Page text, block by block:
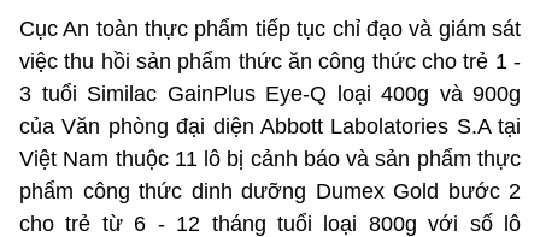
Cục An toàn thực phẩm tiếp tục chỉ đạo và giám sát
việc thu hồi sản phẩm thức ăn công thức cho trẻ 1 -
3 tuổi Similac GainPlus Eye-Q loại 400g và 900g
của Văn phòng đại diện Abbott Labolatories S.A tại
Việt Nam thuộc 11 lô bị cảnh báo và sản phẩm thực
phẩm công thức dinh dưỡng Dumex Gold bước 2
cho trẻ từ 6 - 12 tháng tuổi loại 800g với số lô